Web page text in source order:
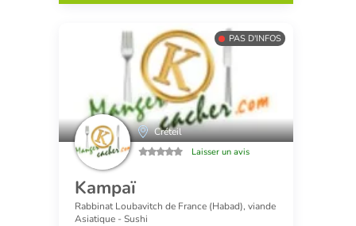
PAS D'INFOS
Créteil
Laisser un avis
Kampaï
Rabbinat Loubavitch de France (Habad), viande
Asiatique - Sushi